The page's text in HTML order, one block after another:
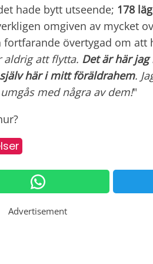
hade bytt utseende; 178
omgiven av mycket
övertygad om att
aldrig att flytta. Det är här
här i mitt föräldrahem.
med några av dem!"
Advertisement